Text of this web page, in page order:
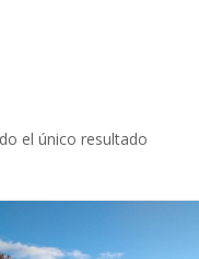
el único resultado